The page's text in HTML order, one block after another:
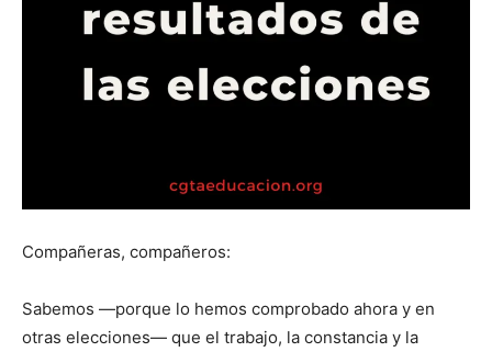
Compañeras, compañeros:
Sabemos —porque lo hemos comprobado ahora y en
otras elecciones— que el trabajo, la constancia y la